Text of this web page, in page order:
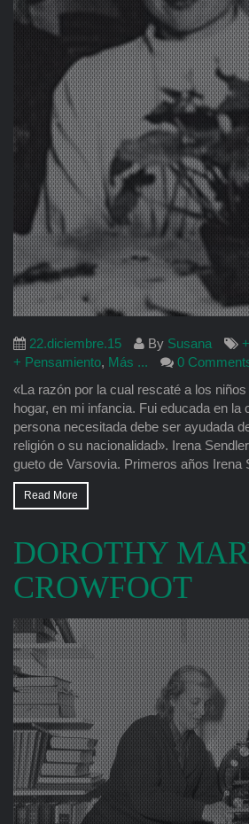
22.diciembre.15 By Susana
+ Pensamiento, Más ...
0
«La razón por la cual rescaté a los
hogar, en mi infancia. Fui educada en la
persona necesitada debe ser ayudada
religión o su nacionalidad». Irena
gueto de Varsovia. Primeros años
Read More
DOROTHY
CROWFOOT